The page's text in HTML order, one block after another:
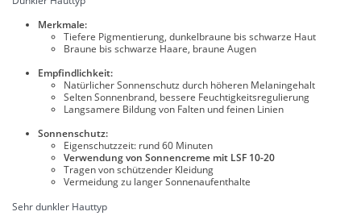
Merkmale:
Tiefere Pigmentierung, dunkelbraune bis schwarze Haut
Braune bis schwarze Haare, braune Augen
Empfindlichkeit:
Natürlicher Sonnenschutz durch höheren Melaningehalt
Selten Sonnenbrand, bessere Feuchtigkeitsregulierung
Langsamere Bildung von Falten und feinen Linien
Sonnenschutz:
Eigenschutzzeit: rund 60 Minuten
Verwendung von Sonnencreme mit LSF 10-20
Tragen von schützender Kleidung
Vermeidung zu langer Sonnenaufenthalte
Sehr dunkler Hauttyp